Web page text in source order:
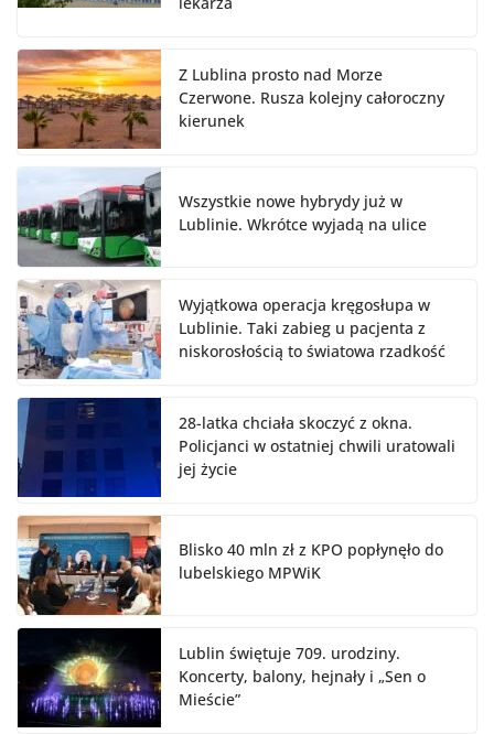
Z Lublina prosto nad Morze
Czerwone. Rusza kolejny całoroczny
kierunek
Wszystkie nowe hybrydy już w
Lublinie. Wkrótce wyjadą na ulice
Wyjątkowa operacja kręgosłupa w
Lublinie. Taki zabieg u pacjenta z
niskorosłością to światowa rzadkość
28-latka chciała skoczyć z okna.
Policjanci w ostatniej chwili uratowali
jej życie
Blisko 40 mln zł z KPO popłynęło do
lubelskiego MPWiK
Lublin świętuje 709. urodziny.
Koncerty, balony, hejnały i „Sen o
Mieście”